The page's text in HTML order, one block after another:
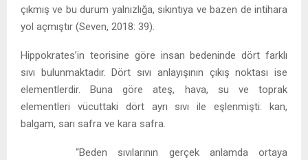
çıkmış ve bu durum yalnızlığa, sıkıntıya ve bazen de intihara
yol açmıştır (Seven, 2018: 39).
Hippokrates’in teorisine göre insan bedeninde dört farklı
sıvı bulunmaktadır. Dört sıvı anlayışının çıkış noktası ise
elementlerdir. Buna göre ateş, hava, su ve toprak
elementleri vücuttaki dört ayrı sıvı ile eşlenmişti: kan,
balgam, sarı safra ve kara safra.
“Beden sıvılarının gerçek anlamda ortaya